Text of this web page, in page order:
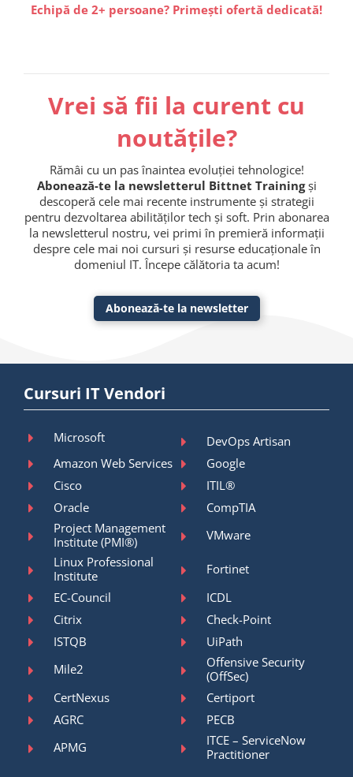
Echipă de 2+ persoane? Primești ofertă dedicată!
Vrei să fii la curent cu
noutățile?
Rămâi cu un pas înaintea evoluției tehnologice!
Abonează-te la newsletterul Bittnet Trainingși
descoperă cele mai recente instrumente și strategii
pentru dezvoltarea abilităților tech și soft. Prin abonarea
la newsletterul nostru, vei primi în premieră informații
despre cele mai noi cursuri și resurse educaționale în
domeniul IT. Începe călătoria ta acum!
Abonează-te la newsletter
Cursuri IT Vendori
Microsoft
DevOps Artisan
Amazon Web Services
Google
Cisco
ITIL®
Oracle
CompTIA
Project Management
Institute (PMI®)
VMware
Linux Professional
Institute
Fortinet
EC-Council
ICDL
Citrix
Check-Point
ISTQB
UiPath
Mile2
Offensive Security
(OffSec)
CertNexus
Certiport
AGRC
PECB
APMG
ITCE – ServiceNow
Practitioner